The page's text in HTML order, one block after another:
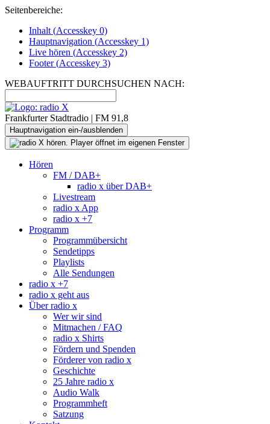
Seitenbereiche:
Inhalt (Accesskey 0)
Hauptnavigation (Accesskey 1)
Live hören (Accesskey 2)
Footer(Accesskey 3)
WEBAUFTRITT DURCHSUCHEN NACH:
Frankfurter Stadtradio | FM 91,8
Hauptnavigation ein-/ausblenden
Hören
FM / DAB+
radio x über DAB+
Livestream
radio x App
radio x +7
Programm
Programmübersicht
Sendetipps
Playlists
Alle Sendungen
radio x +7
radio x geht aus
Über radio x
Wer wir sind
Mitmachen / FAQ
radio x Shirts
Fördern und Spenden
Förderer von radio x
Geschichte
25 Jahre radio x
Audio Walk
Programmheft
Satzung